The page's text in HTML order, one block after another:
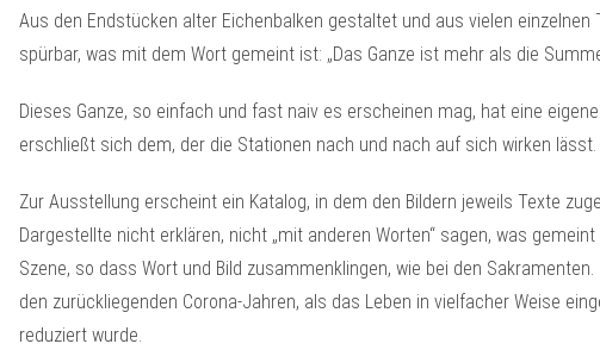
Aus den Endstücken alter Eichenbalken gestaltet und aus vielen
spürbar, was mit dem Wort gemeint ist: „Das Ganze ist mehr als die
Dieses Ganze, so einfach und fast naiv es erscheinen mag, hat eine
erschließt sich dem, der die Stationen nach und nach auf sich wirken lässt.
Zur Ausstellung erscheint ein Katalog, in dem den Bildern jeweils Texte
Dargestellte nicht erklären, nicht „mit anderen Worten“ sagen, was
Szene, so dass Wort und Bild zusammenklingen, wie bei den
den zurückliegenden Corona-Jahren, als das Leben in vielfacher Weise
reduziert wurde.